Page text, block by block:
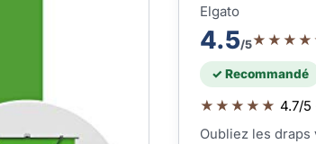
Elgato
4.5/5
✓ Recommandé
★★★★★ 4.7/5
Oubliez les